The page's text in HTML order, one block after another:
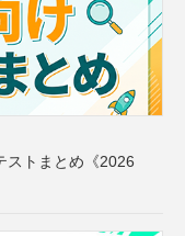
ストまとめ《2026